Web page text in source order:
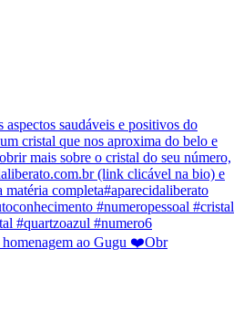
homenagem ao Gugu ❤️Obr